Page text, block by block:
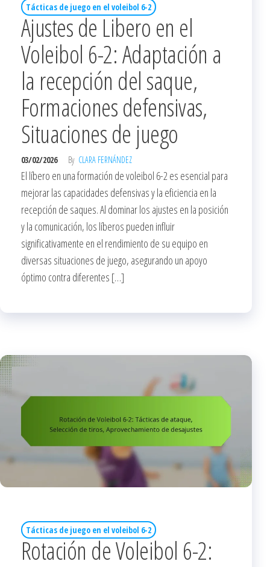
Tácticas de juego en el voleibol 6-2
Ajustes de Libero en el
Voleibol 6-2: Adaptación a
la recepción del saque,
Formaciones defensivas,
Situaciones de juego
03/02/2026 By CLARA FERNÁNDEZ
El líbero en una formación de voleibol 6-2 es esencial para
mejorar las capacidades defensivas y la eficiencia en la
recepción de saques. Al dominar los ajustes en la posición
y la comunicación, los líberos pueden influir
significativamente en el rendimiento de su equipo en
diversas situaciones de juego, asegurando un apoyo
óptimo contra diferentes […]
Tácticas de juego en el voleibol 6-2
Rotación de Voleibol 6-2: